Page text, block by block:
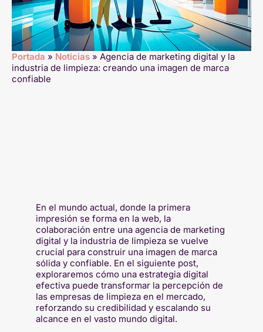
Portada » Noticias » Agencia de marketing digital y la
industria de limpieza: creando una imagen de marca
confiable
En el mundo actual, donde la primera
impresión se forma en la web, la
colaboración entre una agencia de marketing
digital y la industria de limpieza se vuelve
crucial para construir una imagen de marca
sólida y confiable. En el siguiente post,
exploraremos cómo una estrategia digital
efectiva puede transformar la percepción de
las empresas de limpieza en el mercado,
reforzando su credibilidad y escalando su
alcance en el vasto mundo digital.